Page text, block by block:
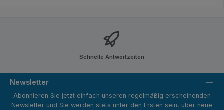
Schnelle Antwortzeiten
Newsletter
Abonnieren Sie jetzt einfach unseren regelmäßig erscheinenden
Newsletter und Sie werden stets unter den Ersten sein, über neue